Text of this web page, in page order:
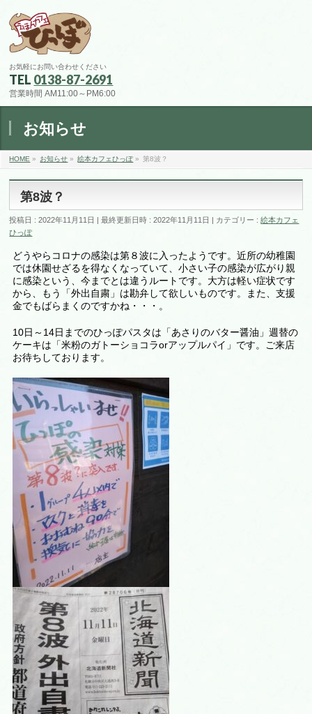
お気軽にお問い合わせください
TEL 0138-87-2691
営業時間 AM11:00～PM6:00
お知らせ
HOME » お知らせ » 絵本カフェひっぽ» 第8波？
第8波？
投稿日 : 2022年11月11日 最終更新日時 : 2022年11月11日 カテゴリー :絵本カフェ
ひっぽ
どうやらコロナの感染は第８波に入ったようです。近所の幼稚園
では休園せざるを得なくなっていて、小さい子の感染が広がり親
に感染という、今までとは違うルートです。大方は軽い症状です
から、もう「外出自粛」は勘弁して欲しいものです。また、支援
金でもばらまくのですかね・・・。
10日～14日までのひっぽパスタは「あさりのバター醤油」週替の
ケーキは「米粉のガトーショコラorアップルパイ」です。ご来店
お待ちしております。